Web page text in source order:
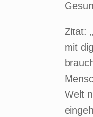
Zitat:
mit
Welt